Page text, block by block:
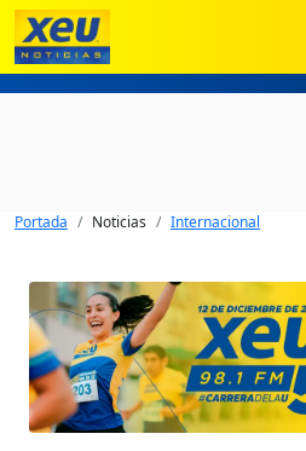
Portada Noticias Internacional